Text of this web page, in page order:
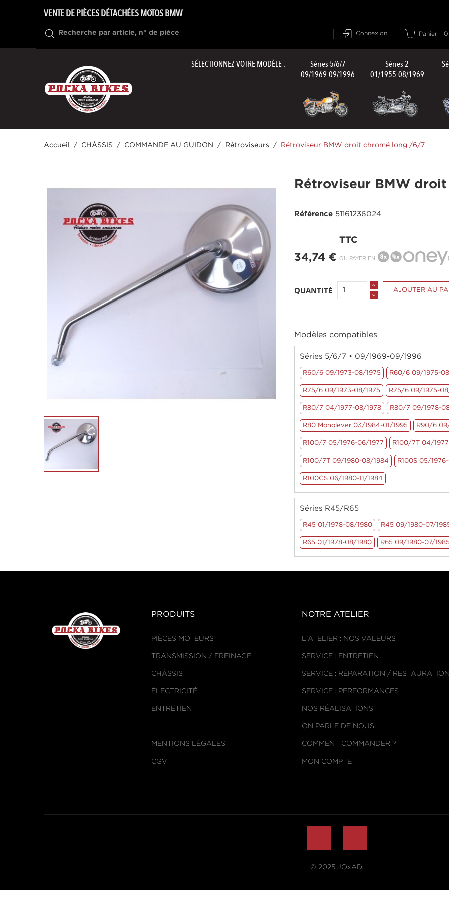
VENTE DE PIÈCES DÉTACHÉES MOTOS BMW
Connexion Panier - 0
SÉLECTIONNEZ VOTRE MODÈLE :
Séries 5/6/7
09/1969-09/1996
Séries 2
01/1955-08/1969
Accueil CHÂSSIS COMMANDE AU GUIDON Rétroviseurs Rétroviseur BMW droit chromé long /6/7
Rétroviseur BMW
Référence 51161236024
34,74 €
TTC
OU PAYER EN
QUANTITÉ AJOUTER AU
Modèles compatibles
Séries 5/6/7 • 09/1969-09/1996
R60/6 09/1973-08/1975 R60/6 09/1975-
R75/6 09/1973-08/1975 R75/6 09/1975-
R80/7 04/1977-08/1978 R80/7 09/1978-
R80 Monolever 03/1984-01/1995 R90/6
R100/7 05/1976-06/1977 R100/7T 04/
R100/7T 09/1980-08/1984 R100S 05/
R100CS 06/1980-11/1984
Séries R45/R65
R45 01/1978-08/1980 R45 09/1980-07/
R65 01/1978-08/1980 R65 09/1980-07/
PRODUITS
PIÈCES MOTEURS
TRANSMISSION / FREINAGE
CHÂSSIS
ÉLECTRICITÉ
ENTRETIEN
MENTIONS LÉGALES
CGV
NOTRE ATELIER
L'ATELIER : NOS VALEURS
SERVICE : ENTRETIEN
SERVICE : RÉPARATION / RESTAURATION
SERVICE : PERFORMANCES
NOS RÉALISATIONS
ON PARLE DE NOUS
COMMENT COMMANDER ?
MON COMPTE
© 2025 JOxAD.